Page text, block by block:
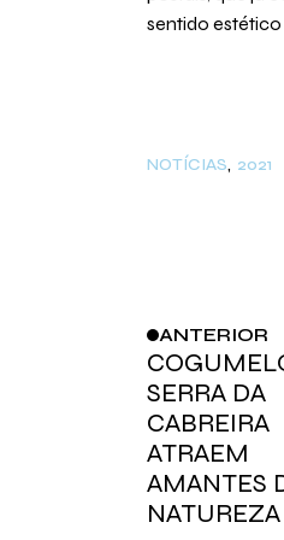
sentido estético
NOTÍCIAS 2021
ANTERIOR
SERRA DA
CABREIRA
ATRAEM
AMANTES
NATUREZA